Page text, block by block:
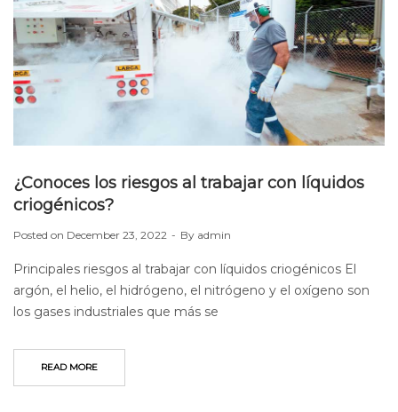
¿Conoces los riesgos al trabajar con líquidos
criogénicos?
Posted on December 23, 2022 By admin
Principales riesgos al trabajar con líquidos criogénicos El
argón, el helio, el hidrógeno, el nitrógeno y el oxígeno son
los gases industriales que más se
READ MORE